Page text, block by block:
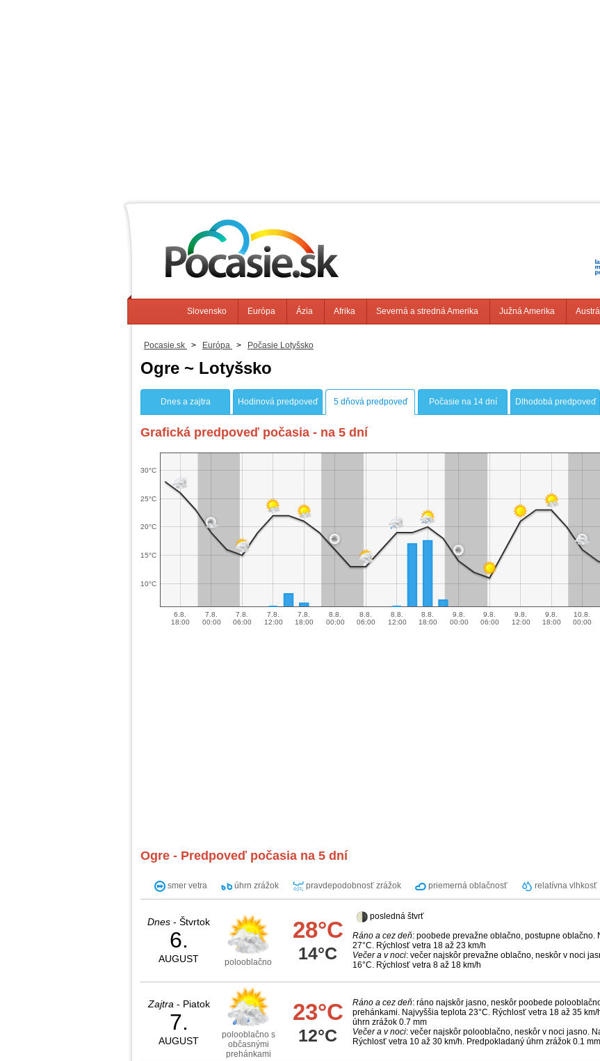
Slovensko Európa Ázia Afrika Severná a stredná Amerika Južná Amerika
Pocasie.sk > Európa > Počasie Lotyšsko
Ogre ~ Lotyšsko
Dnes a zajtra Hodinová predpoveď 5 dňová predpoveď Počasie na 14 dní Dlhodobá predpoveď
Grafická predpoveď počasia - na 5 dní
6.8.
18:00
7.8.
00:00
7.8.
06:00
7.8.
12:00
7.8.
18:00
8.8.
00:00
8.8.
06:00
8.8.
12:00
8.8.
18:00
9.8.
00:00
9.8.
06:00
9.8.
12:00
9.8.
18:00
10.8.
00:00
10°C
15°C
20°C
25°C
30°C
Ogre - Predpoveď počasia na 5 dní
smer vetra úhrn zrážok pravdepodobnosť zrážok priemerná oblačnosť relatívna vlhkosť
Dnes - Štvrtok
6.
AUGUST polooblačno
28°C
14°C
posledná štvrť
Ráno a cez deň: poobede prevažne oblačno, postupne oblačno.
27°C. Rýchlosť vetra 18 až 23 km/h
Večer a v noci: večer najskôr prevažne oblačno, neskôr v noci
16°C. Rýchlosť vetra 8 až 18 km/h
Zajtra - Piatok
7.
AUGUST
polooblačno s
občasnými
prehánkami
23°C
12°C
Ráno a cez deň: ráno najskôr jasno, neskôr poobede
prehánkami. Najvyššia teplota 23°C. Rýchlosť vetra 18 až 35
úhrn zrážok 0.7 mm
Večer a v noci: večer najskôr polooblačno, neskôr v noci jasno.
Rýchlosť vetra 10 až 30 km/h. Predpokladaný úhrn zrážok 0.1 mm